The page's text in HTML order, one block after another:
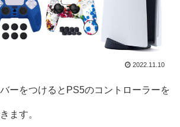
2022.11.10
ーをつけるとPS5のコントローラーを
ます。